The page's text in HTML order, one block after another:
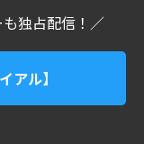
独占配信！／
アル】